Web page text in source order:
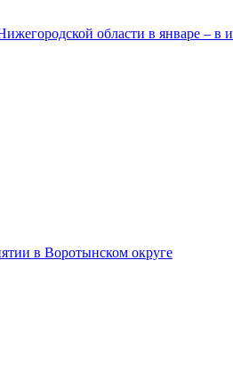
области в январе – в
в Воротынском округе